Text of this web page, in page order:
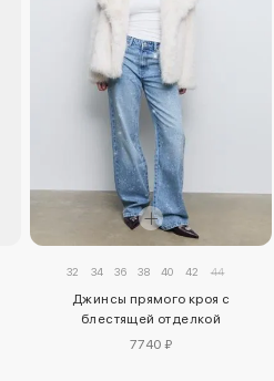
32 34 36 38 40 42 44
Джинсы прямого кроя с
блестящей отделкой
7740 ₽